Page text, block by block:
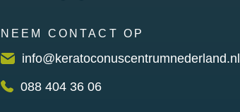
NEEM CONTACT OP
info@keratoconuscentrumnederland.nl
088 404 36 06